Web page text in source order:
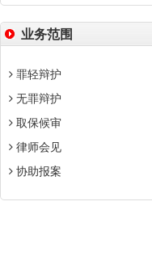
业务范围
罪轻辩护
无罪辩护
取保候审
律师会见
协助报案